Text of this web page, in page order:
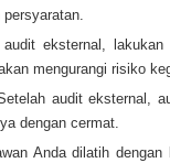
eksternal,
mengurangi risiko
audit eksternal,
dengan cermat.
Anda dilatih